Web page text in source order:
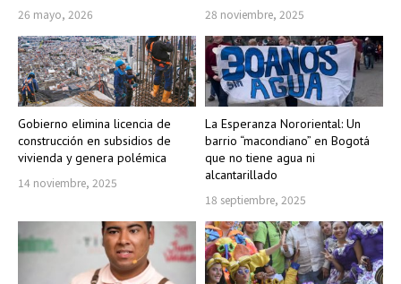
26 mayo, 2026 28 noviembre, 2025
Gobierno elimina licencia de
construcción en subsidios de
vivienda y genera polémica
14 noviembre, 2025
La Esperanza Nororiental: Un
barrio “macondiano” en Bogotá
que no tiene agua ni
alcantarillado
18 septiembre, 2025